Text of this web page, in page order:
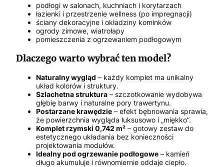
podłogi w salonach, kuchniach i korytarzach
łazienki i przestrzenie wellness (po impregnacji)
ściany dekoracyjne i okładziny kominków
ogrody zimowe, wiatrołapy
pomieszczenia z ogrzewaniem podłogowym
Dlaczego warto wybrać ten model?
Naturalny wygląd – każdy komplet ma unikalny
układ kolorów i struktury.
Szlachetna struktura – szczotkowanie wydobywa
głębię barwy i naturalne pory trawertynu.
Postarzane krawędzie – efekt bębnowania sprawia,
że powierzchnia wygląda luksusowo i „miękko”.
Komplet rzymski 0,742 m² – gotowy zestaw do
estetycznego układania bez konieczności
projektowania modułów.
Idealny pod ogrzewanie podłogowe – kamień
długo akumuluje i równomiernie oddaje ciepło.